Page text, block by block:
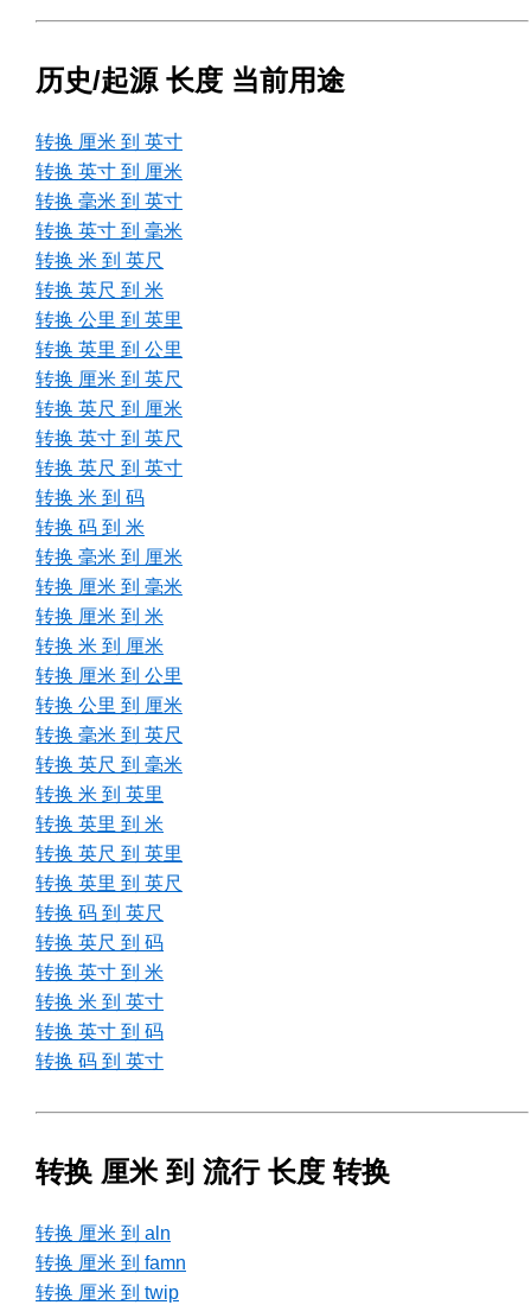
历史/起源 长度 当前用途
转换 厘米 到 英寸
转换 英寸 到 厘米
转换 毫米 到 英寸
转换 英寸 到 毫米
转换 米 到 英尺
转换 英尺 到 米
转换 公里 到 英里
转换 英里 到 公里
转换 厘米 到 英尺
转换 英尺 到 厘米
转换 英寸 到 英尺
转换 英尺 到 英寸
转换 米 到 码
转换 码 到 米
转换 毫米 到 厘米
转换 厘米 到 毫米
转换 厘米 到 米
转换 米 到 厘米
转换 厘米 到 公里
转换 公里 到 厘米
转换 毫米 到 英尺
转换 英尺 到 毫米
转换 米 到 英里
转换 英里 到 米
转换 英尺 到 英里
转换 英里 到 英尺
转换 码 到 英尺
转换 英尺 到 码
转换 英寸 到 米
转换 米 到 英寸
转换 英寸 到 码
转换 码 到 英寸
转换 厘米 到 流行 长度 转换
转换 厘米 到 aln
转换 厘米 到 famn
转换 厘米 到 twip